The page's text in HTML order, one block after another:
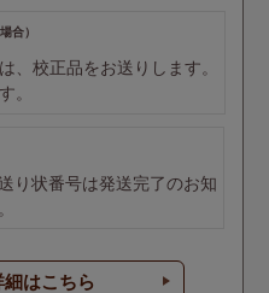
合）
、校正品をお送りします。
。
り状番号は発送完了のお知
はこちら